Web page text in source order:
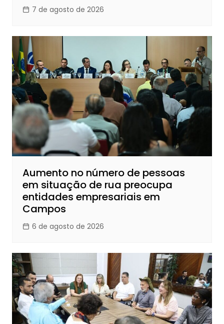
7 de agosto de 2026
Aumento no número de pessoas
em situação de rua preocupa
entidades empresariais em
Campos
6 de agosto de 2026